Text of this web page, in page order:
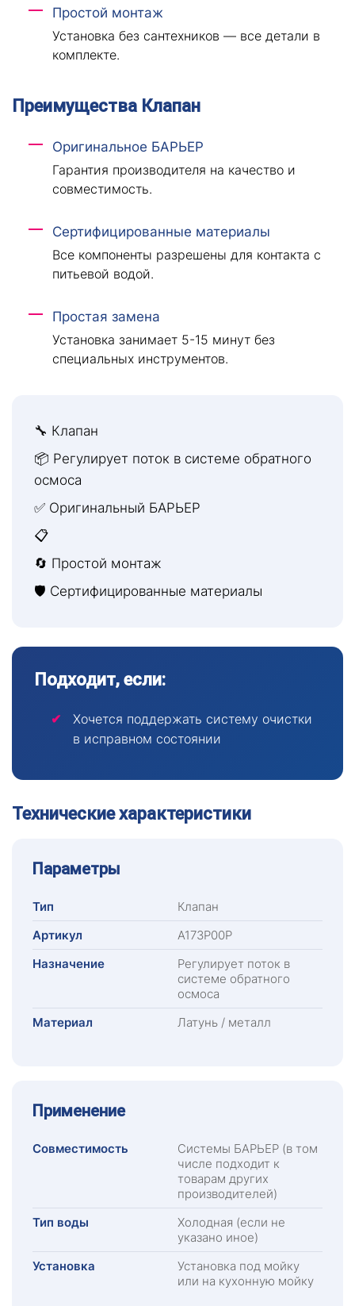
Простой монтаж
Установка без сантехников — все детали в
комплекте.
Преимущества Клапан
Оригинальное БАРЬЕР
Гарантия производителя на качество и
совместимость.
Сертифицированные материалы
Все компоненты разрешены для контакта с
питьевой водой.
Простая замена
Установка занимает 5-15 минут без
специальных инструментов.
🔧 Клапан
📦 Регулирует поток в системе обратного
осмоса
✅ Оригинальный БАРЬЕР
📋
🔄 Простой монтаж
🛡 Сертифицированные материалы
Подходит, если:
Хочется поддержать систему очистки
в исправном состоянии
Технические характеристики
Параметры
Тип
Клапан
Артикул
А173Р00Р
Назначение
Регулирует поток в
системе обратного
осмоса
Материал
Латунь / металл
Применение
Совместимость
Системы БАРЬЕР (в том
числе подходит к
товарам других
производителей)
Тип воды
Холодная (если не
указано иное)
Установка
Установка под мойку
или на кухонную мойку